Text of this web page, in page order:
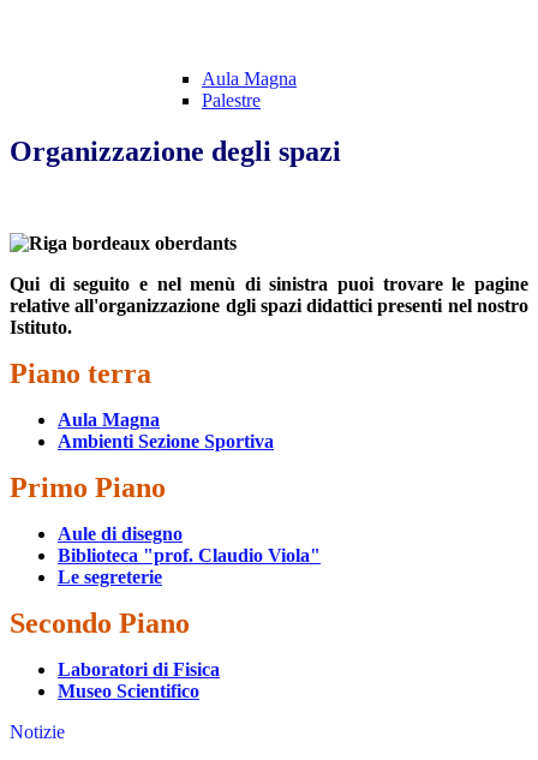
Aula Magna
Palestre
Organizzazione degli spazi
Qui di seguito e nel menù di sinistra puoi trovare le pagine
relative all'organizzazione dgli spazi didattici presenti nel nostro
Istituto.
Piano terra
Aula Magna
Ambienti Sezione Sportiva
Primo Piano
Aule di disegno
Biblioteca "prof. Claudio Viola"
Le segreterie
Secondo Piano
Laboratori di Fisica
Museo Scientifico
Notizie